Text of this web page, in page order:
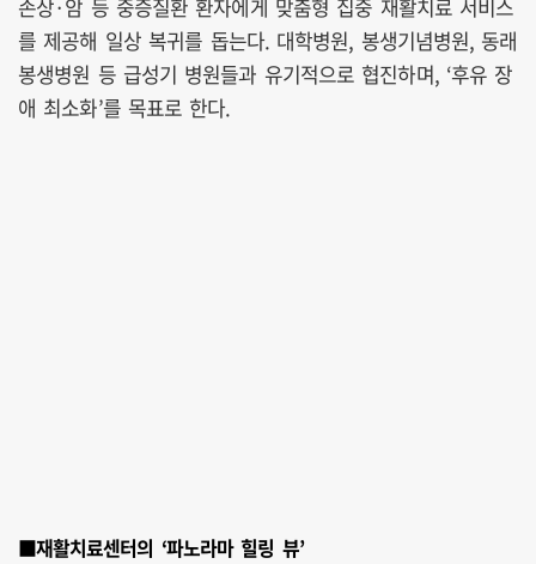
손상·암 등 중증질환 환자에게 맞춤형 집중 재활치료 서비스
를 제공해 일상 복귀를 돕는다. 대학병원, 봉생기념병원, 동래
봉생병원 등 급성기 병원들과 유기적으로 협진하며, ‘후유 장
애 최소화’를 목표로 한다.
■재활치료센터의 ‘파노라마 힐링 뷰’